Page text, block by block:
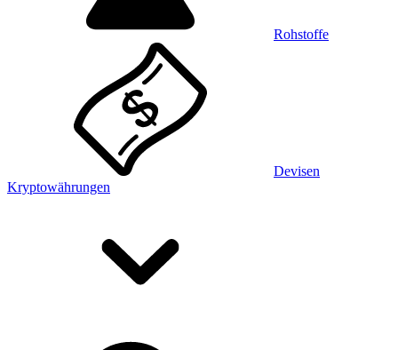
Rohstoffe
Devisen
Kryptowährungen